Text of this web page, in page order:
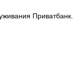
Приватбанк.